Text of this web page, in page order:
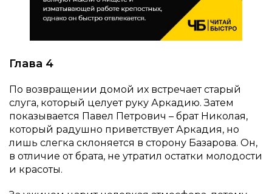
Глава 4
По возвращении домой их встречает старый
слуга, который целует руку Аркадию. Затем
показывается Павел Петрович – брат Николая,
который радушно приветствует Аркадия, но
лишь слегка склоняется в сторону Базарова. Он,
в отличие от брата, не утратил остатки молодости
и красоты.